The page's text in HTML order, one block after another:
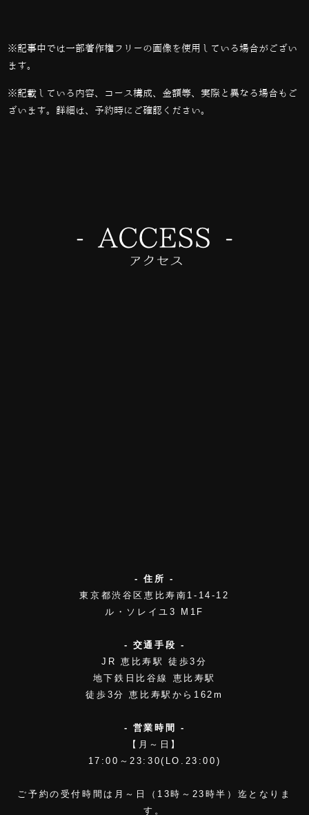
※記事中では一部著作権フリーの画像を使用している場合がござい
ます。
※記載している内容、コース構成、金額等、実際と異なる場合もご
ざいます。詳細は、予約時にご確認ください。
- 住所 -
東京都渋谷区恵比寿南1-14-12
ル・ソレイユ3 M1F
- 交通手段 -
JR 恵比寿駅 徒歩3分
地下鉄日比谷線 恵比寿駅
徒歩3分 恵比寿駅から162m
- 営業時間 -
【月～日】
17:00～23:30(LO.23:00)
ご予約の受付時間は月～日（13時～23時半）迄となりま
す。